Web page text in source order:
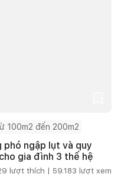
100m2 đến 200m2
phó ngập lụt và quy
gia đình 3 thế hệ
lượt thích | 59.183 lượt xem